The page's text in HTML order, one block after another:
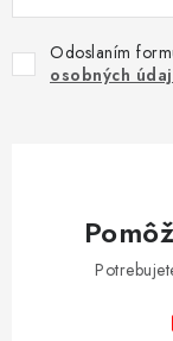
Odoslaním
osobných